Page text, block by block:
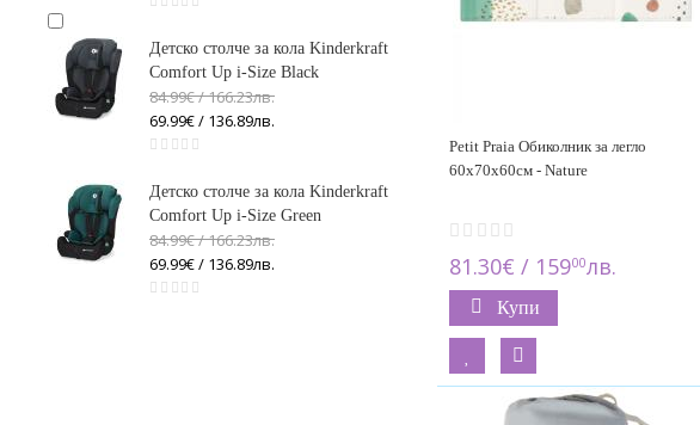
Petit Praia Обиколник за легло
60х70х60см - Nature
81.30€ / 15900лв.
Купи
Petit Praia
YappyKids
Детско столче за кола Kinderkraft
Comfort Up i-Size Black
84.99€ / 166.23лв.
69.99€ / 136.89лв.
Детско столче за кола Kinderkraft
Comfort Up i-Size Green
84.99€ / 166.23лв.
69.99€ / 136.89лв.